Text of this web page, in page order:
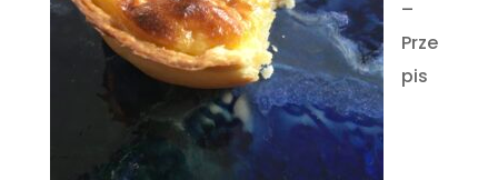
–
Prze
pis